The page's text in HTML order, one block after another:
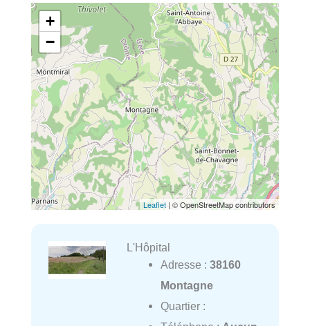
+
−
Leaflet | © OpenStreetMap contributors
L'Hôpital
Adresse : 38160
Montagne
Quartier :